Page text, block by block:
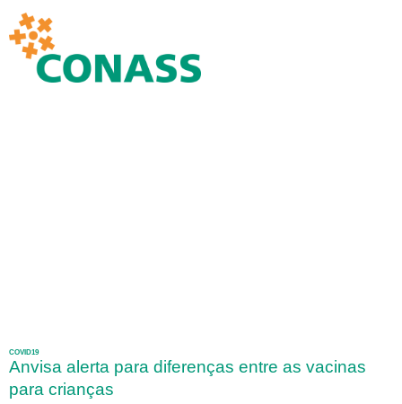
COVID19
Anvisa alerta para diferenças entre as vacinas
para crianças